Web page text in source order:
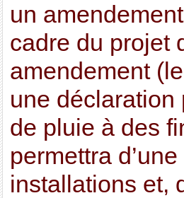
un
cadre du projet
amendement
une déclaration
de pluie à des
permettra
installations et,